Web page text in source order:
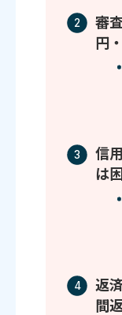
審
円
信
は
返
間